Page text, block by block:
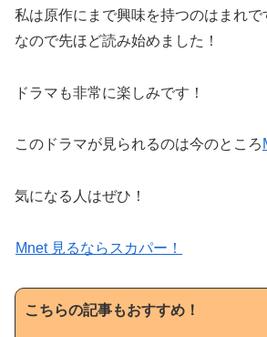
私は原作にまで興味を持つのはまれで
なので先ほど読み始めました！
ドラマも非常に楽しみです！
このドラマが見られるのは今のところ
気になる人はぜひ！
Mnet 見るならスカパー！
こちらの記事もおすすめ！